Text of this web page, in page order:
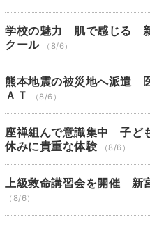
学校の魅力 肌で感じる
クール
（8/6）
熊本地震の被災地へ派遣
ＡＴ
（8/6）
座禅組んで意識集中 子ど
休みに貴重な体験
（8/6）
上級救命講習会を開催 新
（8/6）